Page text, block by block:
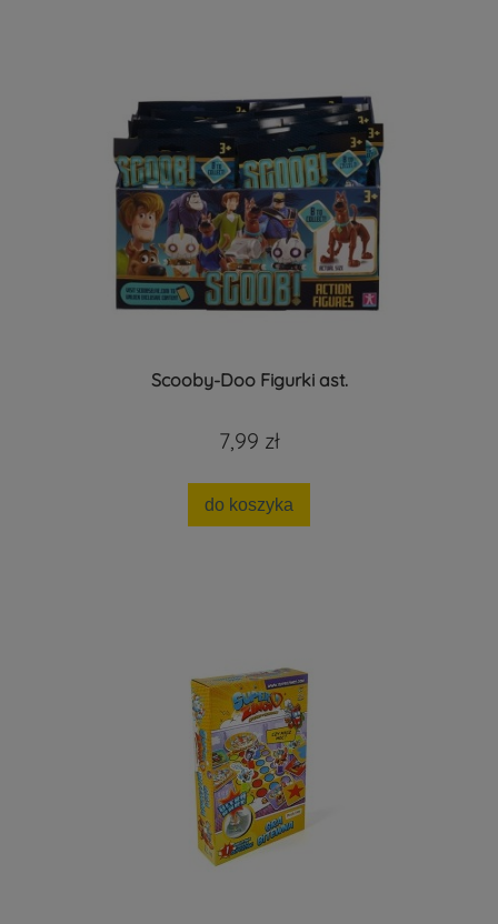
Scooby-Doo Figurki ast.
7,99 zł
do koszyka